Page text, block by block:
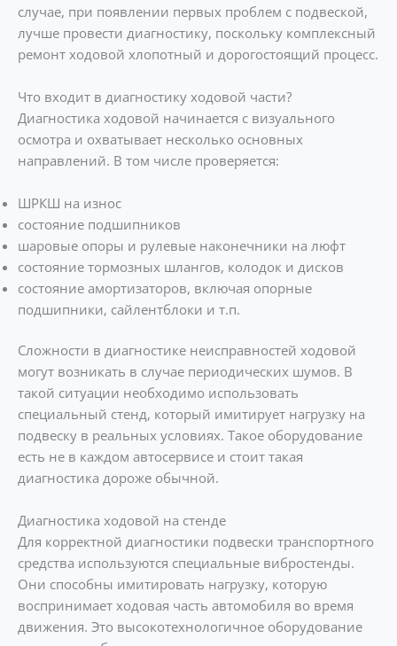
случае, при появлении первых проблем с подвеской,
лучше провести диагностику, поскольку комплексный
ремонт ходовой хлопотный и дорогостоящий процесс.
Что входит в диагностику ходовой части?
Диагностика ходовой начинается с визуального
осмотра и охватывает несколько основных
направлений. В том числе проверяется:
ШРКШ на износ
состояние подшипников
шаровые опоры и рулевые наконечники на люфт
состояние тормозных шлангов, колодок и дисков
состояние амортизаторов, включая опорные
подшипники, сайлентблоки и т.п.
Сложности в диагностике неисправностей ходовой
могут возникать в случае периодических шумов. В
такой ситуации необходимо использовать
специальный стенд, который имитирует нагрузку на
подвеску в реальных условиях. Такое оборудование
есть не в каждом автосервисе и стоит такая
диагностика дороже обычной.
Диагностика ходовой на стенде
Для корректной диагностики подвески транспортного
средства используются специальные вибростенды.
Они способны имитировать нагрузку, которую
воспринимает ходовая часть автомобиля во время
движения. Это высокотехнологичное оборудование